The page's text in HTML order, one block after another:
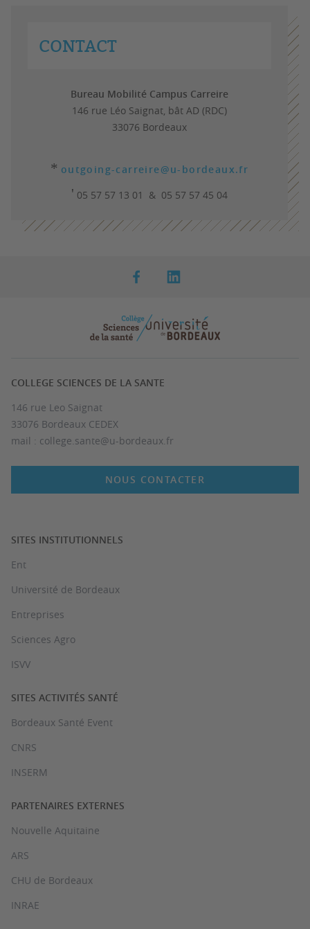
CONTACT
Bureau Mobilité Campus Carreire
146 rue Léo Saignat, bât AD (RDC)
33076 Bordeaux
* outgoing-carreire@u-bordeaux.fr
' 05 57 57 13 01 & 05 57 57 45 04
COLLEGE SCIENCES DE LA SANTE
146 rue Leo Saignat
33076 Bordeaux CEDEX
mail : college.sante@u-bordeaux.fr
NOUS CONTACTER
SITES INSTITUTIONNELS
Ent
Université de Bordeaux
Entreprises
Sciences Agro
ISVV
SITES ACTIVITÉS SANTÉ
Bordeaux Santé Event
CNRS
INSERM
PARTENAIRES EXTERNES
Nouvelle Aquitaine
ARS
CHU de Bordeaux
INRAE